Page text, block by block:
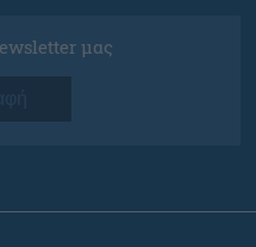
μας